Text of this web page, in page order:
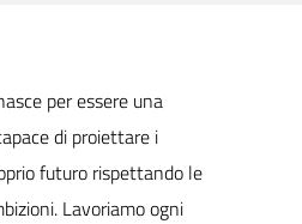
per essere una
di proiettare i
futuro rispettando le
Lavoriamo ogni